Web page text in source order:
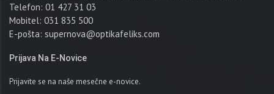
Telefon: 01 427 31 03
Mobitel: 031 835 500
E-pošta: supernova@optikafeliks.com
Prijava Na E-Novice
Prijavite se na naše mesečne e-novice.